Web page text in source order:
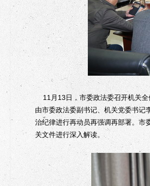
11 月 13日，市委政法委召开机关
由市委政法委副书记、机关党委书记
治纪律进行再动员再强调再部署。市
关文件进行深入解读。